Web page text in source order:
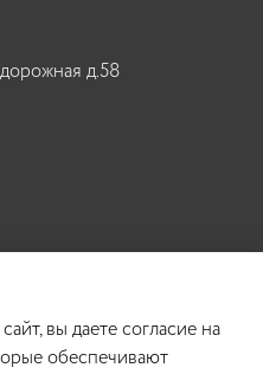
д.58
вы даете согласие на
обеспечивают